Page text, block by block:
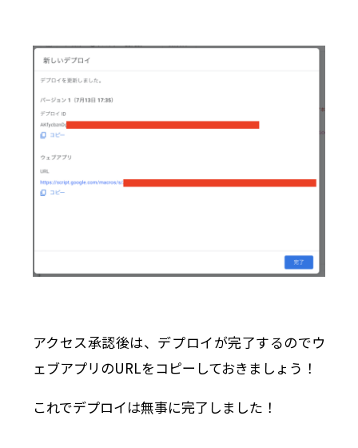
アクセス承認後は、デプロイが完了するのでウ
ェブアプリのURLをコピーしておきましょう！
これでデプロイは無事に完了しました！